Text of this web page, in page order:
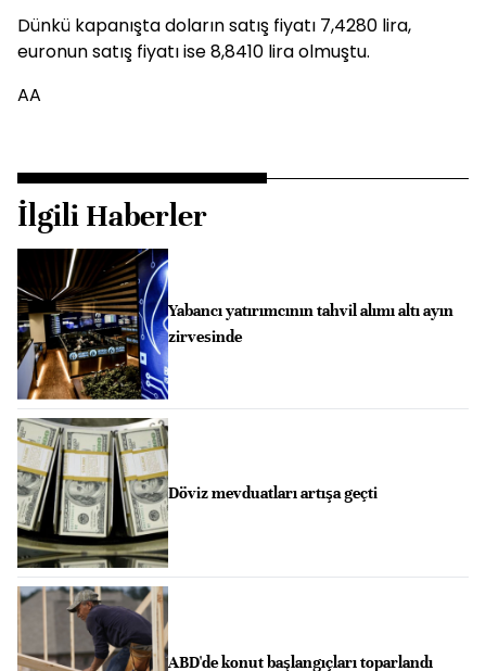
Dünkü kapanışta doların satış fiyatı 7,4280 lira,
euronun satış fiyatı ise 8,8410 lira olmuştu.
AA
İlgili Haberler
Yabancı yatırımcının tahvil alımı altı ayın
zirvesinde
Döviz mevduatları artışa geçti
ABD'de konut başlangıçları toparlandı